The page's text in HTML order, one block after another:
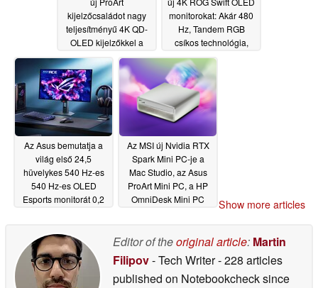
kijelzőcsaládot nagy
teljesítményű 4K QD-
OLED kijelzőkkel a
kreatív szakemberek
számára06/02/2026
monitorokat: Akár 480
Hz, Tandem RGB
csíkos technológia,
90W-os PD
Az Asus bemutatja a
világ első 24,5
hüvelykes 540 Hz-es
540 Hz-es OLED
Esports monitorát 0,2
Az MSI új Nvidia RTX
Spark Mini PC-je a
Mac Studio, az Asus
ProArt Mini PC, a HP
OmniDesk Mini PC
Show more articles
Editor of theoriginal article: Martin
Filipov- Tech Writer- 228 articles
published on Notebookchecksince